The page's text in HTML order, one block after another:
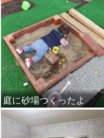
庭に砂場つくったよ